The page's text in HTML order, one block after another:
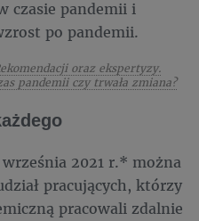
czasie pandemii i
po pandemii.
oraz ekspertyzy.
pandemii czy trwała zmiana?
2021 r.* można
pracujących, którzy
pracowali zdalnie